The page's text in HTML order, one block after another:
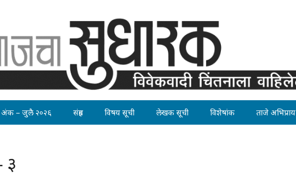
अंक – जुलै २०२६ संग्रह विषय सूची लेखक सूची विशेषांक ताजे अभिप्राय
३